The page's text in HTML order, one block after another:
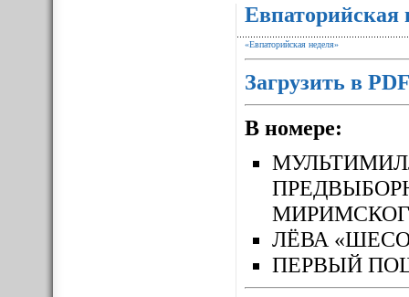
Евпаторийская
«Евпаторийская неделя»
Загрузить в
В номере:
ЛЁВА
ПЕРВЫЙ